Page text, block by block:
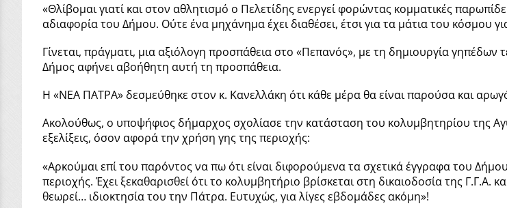
«Θλίβομαι γιατί και στον αθλητισμό ο Πελετίδης ενεργεί φορώντας κομματικές
αδιαφορία του Δήμου. Ούτε ένα μηχάνημα έχει διαθέσει, έτσι για τα μάτια του
Γίνεται, πράγματι, μια αξιόλογη προσπάθεια στο «Πεπανός», με τη δημιουργία
Δήμος αφήνει αβοήθητη αυτή τη προσπάθεια.
Η «ΝΕΑ ΠΑΤΡΑ» δεσμεύθηκε στον κ. Κανελλάκη ότι κάθε μέρα θα είναι παρούσα και
Ακολούθως, ο υποψήφιος δήμαρχος σχολίασε την κατάσταση του κολυμβητηρίου της
εξελίξεις, όσον αφορά την χρήση γης της περιοχής:
«Αρκούμαι επί του παρόντος να πω ότι είναι διφορούμενα τα σχετικά έγγραφα του
περιοχής. Έχει ξεκαθαρισθεί ότι το κολυμβητήριο βρίσκεται στη δικαιοδοσία της Γ.Γ.Α.
θεωρεί… ιδιοκτησία του την Πάτρα. Ευτυχώς, για λίγες εβδομάδες ακόμη»!